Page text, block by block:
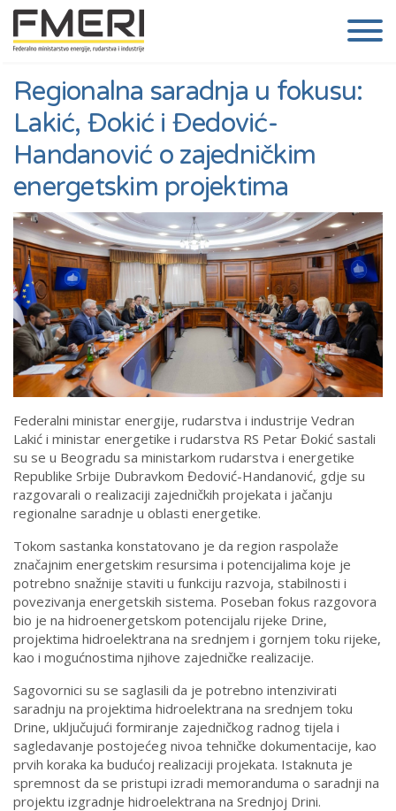
Regionalna saradnja u fokusu:
Lakić, Đokić i Đedović-
Handanović o zajedničkim
energetskim projektima
Federalni ministar energije, rudarstva i industrije Vedran
Lakić i ministar energetike i rudarstva RS Petar Đokić sastali
su se u Beogradu sa ministarkom rudarstva i energetike
Republike Srbije Dubravkom Đedović-Handanović, gdje su
razgovarali o realizaciji zajedničkih projekata i jačanju
regionalne saradnje u oblasti energetike.
Tokom sastanka konstatovano je da region raspolaže
značajnim energetskim resursima i potencijalima koje je
potrebno snažnije staviti u funkciju razvoja, stabilnosti i
povezivanja energetskih sistema. Poseban fokus razgovora
bio je na hidroenergetskom potencijalu rijeke Drine,
projektima hidroelektrana na srednjem i gornjem toku rijeke,
kao i mogućnostima njihove zajedničke realizacije.
Sagovornici su se saglasili da je potrebno intenzivirati
saradnju na projektima hidroelektrana na srednjem toku
Drine, uključujući formiranje zajedničkog radnog tijela i
sagledavanje postojećeg nivoa tehničke dokumentacije, kao
prvih koraka ka budućoj realizaciji projekata. Istaknuta je
spremnost da se pristupi izradi memoranduma o saradnji na
projektu izgradnje hidroelektrana na Srednjoj Drini.